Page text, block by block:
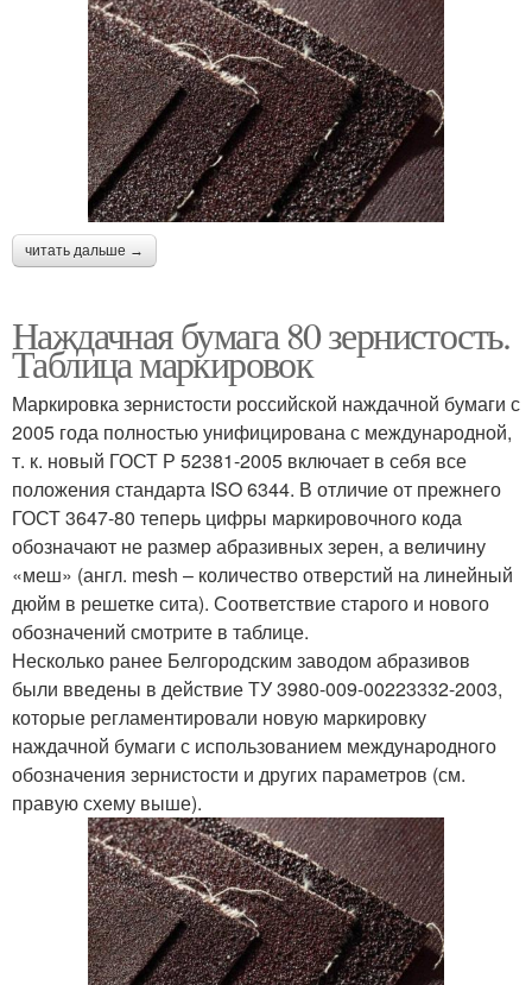
читать дальше →
Наждачная бумага 80 зернистость.
Таблица маркировок
Маркировка зернистости российской наждачной бумаги с
2005 года полностью унифицирована с международной,
т. к. новый ГОСТ Р 52381-2005 включает в себя все
положения стандарта ISO 6344. В отличие от прежнего
ГОСТ 3647-80 теперь цифры маркировочного кода
обозначают не размер абразивных зерен, а величину
«меш» (англ. mesh – количество отверстий на линейный
дюйм в решетке сита). Соответствие старого и нового
обозначений смотрите в таблице.
Несколько ранее Белгородским заводом абразивов
были введены в действие ТУ 3980-009-00223332-2003,
которые регламентировали новую маркировку
наждачной бумаги с использованием международного
обозначения зернистости и других параметров (см.
правую схему выше).